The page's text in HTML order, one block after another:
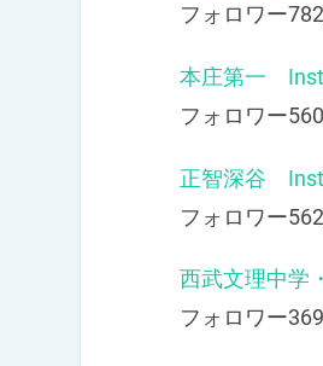
フォロワー
本庄第一
フォロワー
正智深谷
フォロワー
西武文理中
フォロワー